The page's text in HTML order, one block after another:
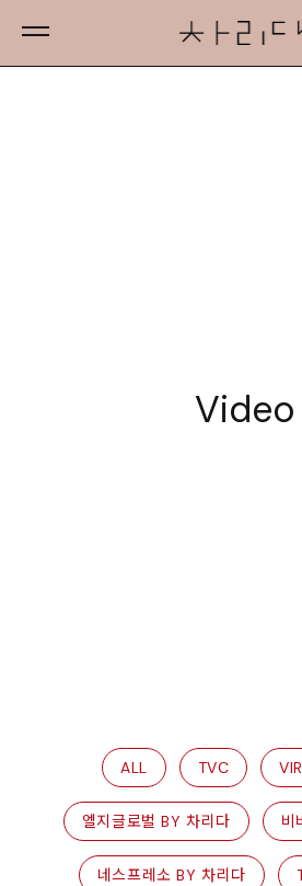
ALL TVC
엘지글로벌 BY 차리다 비
네스프레소 BY 차리다